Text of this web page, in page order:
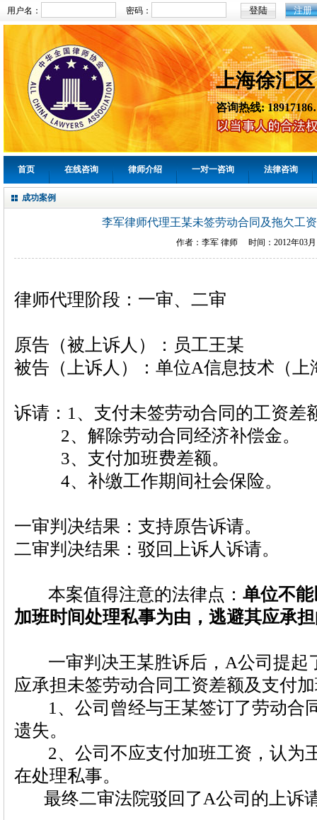
用户名： 密码： 注册
上海徐汇
咨询热线:
首页 在线咨询 律师介绍 一对一咨询 法律咨询
成功案例
李军律师代理王某未签劳动合同及拖欠工
作者： 李军 律师 时间： 2012年03
律师代理阶段：一审、二审
原告（被上诉人）：员工王某
被告（上诉人）：单位A信息技术（上
诉请：1、支付未签劳动合同的工资差
2、解除劳动合同经济补偿金。
3、支付加班费差额。
4、补缴工作期间社会保险。
一审判决结果：支持原告诉请。
二审判决结果：驳回上诉人诉请。
本案值得注意的法律点： 单位不
加班时间处理私事为由，逃避其应承
一审判决王某胜诉后，A公司提起
应承担未签劳动合同工资差额及支付
1、公司曾经与王某签订了劳动合
遗失。
2、公司不应支付加班工资，认为
在处理私事。
最终二审法院驳回了A公司的上诉